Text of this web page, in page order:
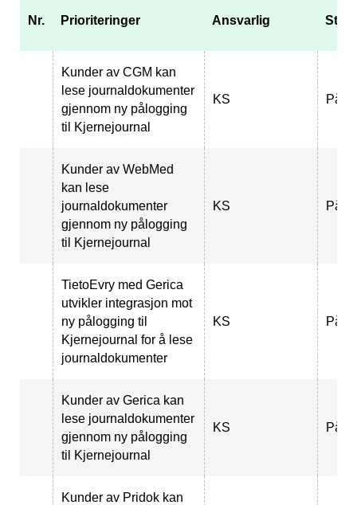
Nr. Prioriteringer Ansvarlig
Kunder av CGM kan
lese journaldokumenter
gjennom ny pålogging
til Kjernejournal
KS
Kunder av WebMed
kan lese
journaldokumenter
gjennom ny pålogging
til Kjernejournal
KS
TietoEvry med Gerica
utvikler integrasjon mot
ny pålogging til
Kjernejournal for å lese
journaldokumenter
KS
Kunder av Gerica kan
lese journaldokumenter
gjennom ny pålogging
til Kjernejournal
KS
Kunder av Pridok kan